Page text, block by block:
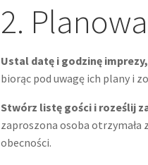
2.
Ustal datę i godzinę
biorąc pod uwagę ich plany i
Stwórz listę gości i roześlij
zaproszona osoba otrzymała
obecności.